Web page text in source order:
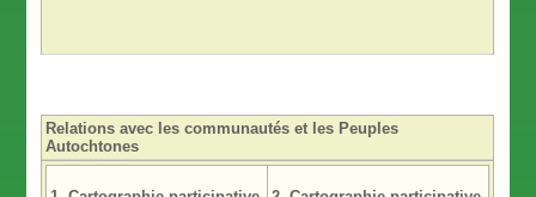
Relations avec les communautés et les Peuples
Autochtones